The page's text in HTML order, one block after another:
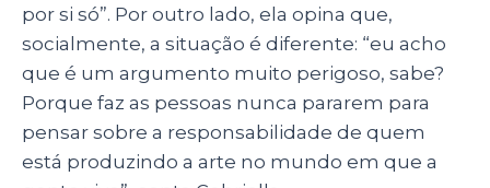
por si só”. Por outro lado, ela opina que,
socialmente, a situação é diferente: “eu acho
que é um argumento muito perigoso, sabe?
Porque faz as pessoas nunca pararem para
pensar sobre a responsabilidade de quem
está produzindo a arte no mundo em que a